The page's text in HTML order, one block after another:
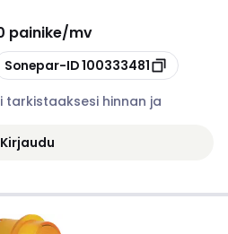
painike/mv
Sonepar-ID100333481
tarkistaaksesi hinnan ja
Kirjaudu